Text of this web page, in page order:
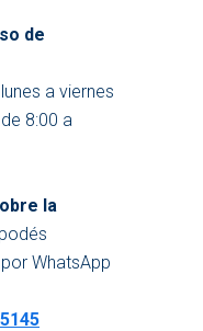
de
lunes a viernes
8:00 a
la
WhatsApp